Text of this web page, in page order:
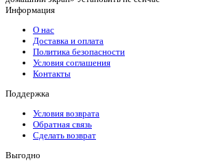
Информация
О нас
Доставка и оплата
Политика безопасности
Условия соглашения
Контакты
Поддержка
Условия возврата
Обратная связь
Сделать возврат
Выгодно